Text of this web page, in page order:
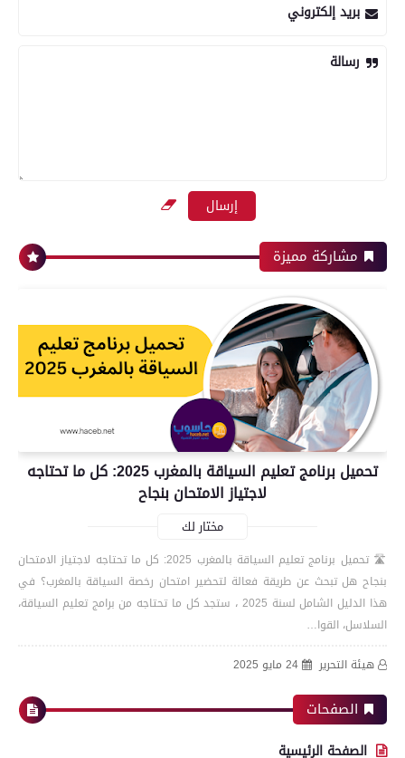
بريد إلكتروني
رسالة
مشاركة مميزة
تحميل برنامج تعليم السياقة بالمغرب 2025: كل ما تحتاجه
لاجتياز الامتحان بنجاح
مختار لك
🛣️ تحميل برنامج تعليم السياقة بالمغرب 2025: كل ما تحتاجه لاجتياز الامتحان
بنجاح هل تبحث عن طريقة فعالة لتحضير امتحان رخصة السياقة بالمغرب؟ في
هذا الدليل الشامل لسنة 2025 ، ستجد كل ما تحتاجه من برامج تعليم السياقة،
السلاسل، القوا…
هيئة التحرير
24 مايو 2025
الصفحات
الصفحة الرئيسية